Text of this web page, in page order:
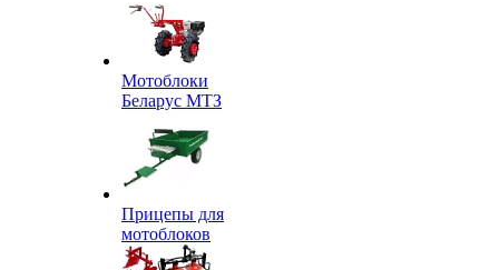
Мотоблоки
Беларус МТЗ
Прицепы для
мотоблоков